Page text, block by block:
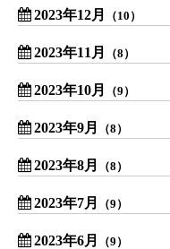
2023年12月 （10）
2023年11月 （8）
2023年10月 （9）
2023年9月 （8）
2023年8月 （8）
2023年7月 （9）
2023年6月 （9）